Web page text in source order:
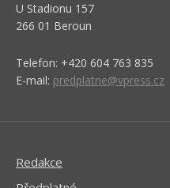
U Stadionu 157
266 01 Beroun
Telefon: +420 604 763 835
E-mail: predplatne@vpress.cz
Redakce